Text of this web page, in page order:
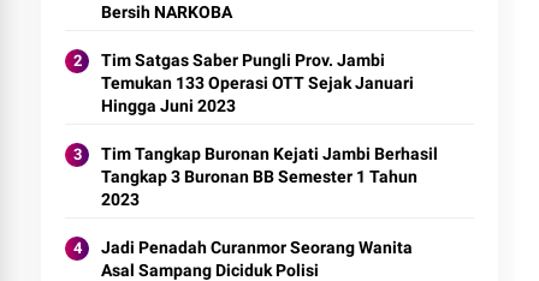
Bersih NARKOBA
Tim Satgas Saber Pungli Prov. Jambi
Temukan 133 Operasi OTT Sejak Januari
Hingga Juni 2023
Tim Tangkap Buronan Kejati Jambi Berhasil
Tangkap 3 Buronan BB Semester 1 Tahun
2023
Jadi Penadah Curanmor Seorang Wanita
Asal Sampang Diciduk Polisi